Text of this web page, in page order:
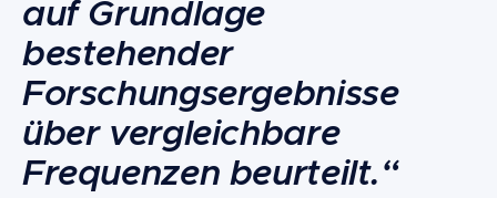
auf Grundlage
bestehender
Forschungsergebnisse
über vergleichbare
Frequenzen beurteilt.“